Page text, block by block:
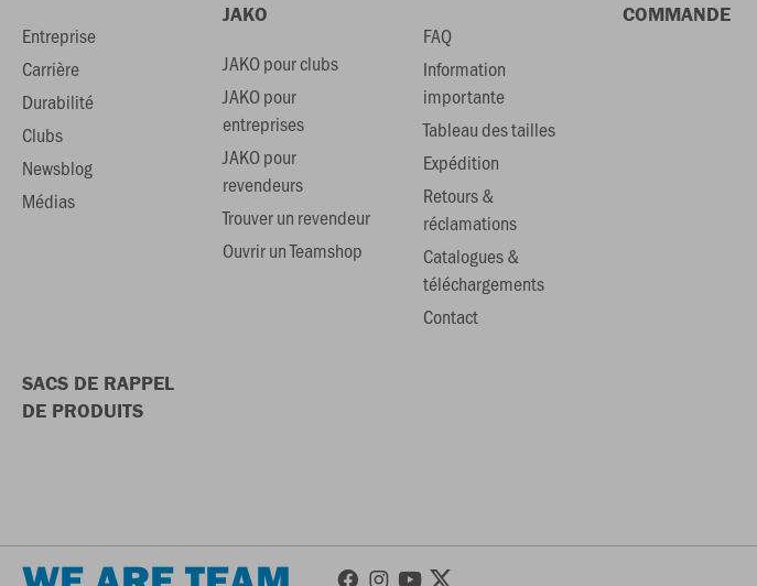
Entreprise
Carrière
Durabilité
Clubs
Newsblog
Médias
JAKO
JAKO pour clubs
JAKO pour
entreprises
JAKO pour
revendeurs
Trouver un revendeur
Ouvrir un Teamshop
FAQ
Information
importante
Tableau des tailles
Expédition
Retours &
réclamations
Catalogues &
téléchargements
Contact
COMMANDE
SACS DE RAPPEL
DE PRODUITS